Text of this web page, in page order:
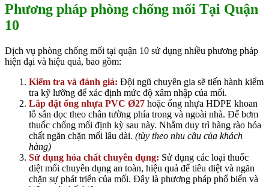
Phương pháp phòng chống mối Tại Quận
10
Dịch vụ phòng chống mối tại quận 10 sử dụng nhiều phương pháp
hiện đại và hiệu quả, bao gồm:
Kiểm tra và đánh giá: Đội ngũ chuyên gia sẽ tiến hành kiểm
tra kỹ lưỡng để xác định mức độ xâm nhập của mối.
Lắp đặt ống nhựa PVC Ø27 hoặc ống nhựa HDPE khoan
lỗ sẵn dọc theo chân tường phía trong và ngoài nhà. Để bơm
thuốc chống mối định kỳ sau này. Nhằm duy trì hàng rào hóa
chất ngăn chặn mối lâu dài. (tùy theo nhu cầu của khách
hàng)
Sử dụng hóa chất chuyên dụng: Sử dụng các loại thuốc
diệt mối chuyên dụng an toàn, hiệu quả để tiêu diệt và ngăn
chặn sự phát triển của mối. Đây là phương pháp phổ biến và